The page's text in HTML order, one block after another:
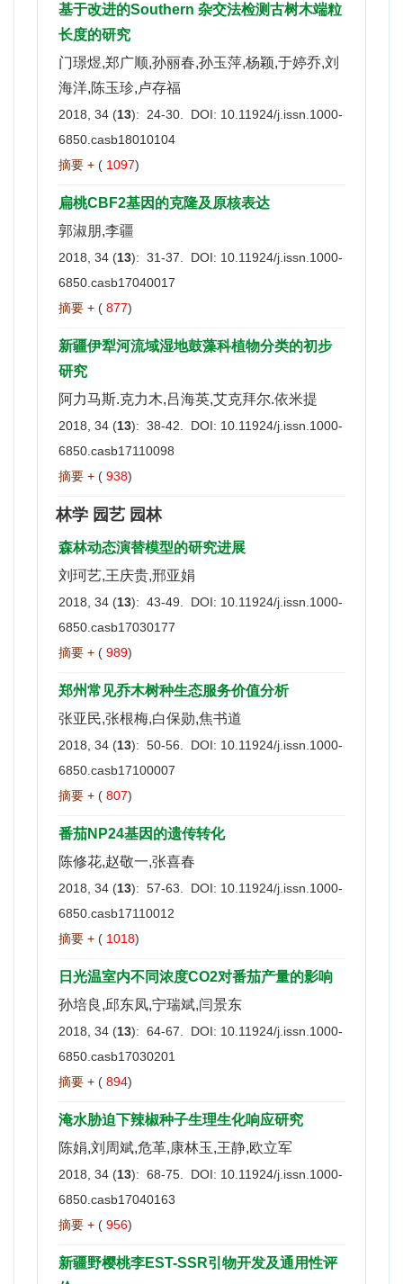
基于改进的Southern 杂交法检测古树木端粒
长度的研究
门璟煜,郑广顺,孙丽春,孙玉萍,杨颖,于婷乔,刘
海洋,陈玉珍,卢存福
2018, 34 (13): 24-30. DOI: 10.11924/j.issn.1000-
6850.casb18010104
摘要 + ( 1097)
扁桃CBF2基因的克隆及原核表达
郭淑朋,李疆
2018, 34 (13): 31-37. DOI: 10.11924/j.issn.1000-
6850.casb17040017
摘要 + ( 877)
新疆伊犁河流域湿地鼓藻科植物分类的初步
研究
阿力马斯.克力木,吕海英,艾克拜尔.依米提
2018, 34 (13): 38-42. DOI: 10.11924/j.issn.1000-
6850.casb17110098
摘要 + ( 938)
林学 园艺 园林
森林动态演替模型的研究进展
刘珂艺,王庆贵,邢亚娟
2018, 34 (13): 43-49. DOI: 10.11924/j.issn.1000-
6850.casb17030177
摘要 + ( 989)
郑州常见乔木树种生态服务价值分析
张亚民,张根梅,白保勋,焦书道
2018, 34 (13): 50-56. DOI: 10.11924/j.issn.1000-
6850.casb17100007
摘要 + ( 807)
番茄NP24基因的遗传转化
陈修花,赵敬一,张喜春
2018, 34 (13): 57-63. DOI: 10.11924/j.issn.1000-
6850.casb17110012
摘要 + ( 1018)
日光温室内不同浓度CO2对番茄产量的影响
孙培良,邱东凤,宁瑞斌,闫景东
2018, 34 (13): 64-67. DOI: 10.11924/j.issn.1000-
6850.casb17030201
摘要 + ( 894)
淹水胁迫下辣椒种子生理生化响应研究
陈娟,刘周斌,危革,康林玉,王静,欧立军
2018, 34 (13): 68-75. DOI: 10.11924/j.issn.1000-
6850.casb17040163
摘要 + ( 956)
新疆野樱桃李EST-SSR引物开发及通用性评